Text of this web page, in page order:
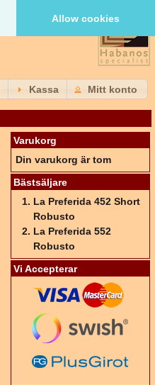
Allow cookies
Kassa Mitt konto
Varukorg
Din varukorg är tom
Bästsäljare
La Preferida 452 Short
Robusto
La Preferida 552
Robusto
Vi Accepterar